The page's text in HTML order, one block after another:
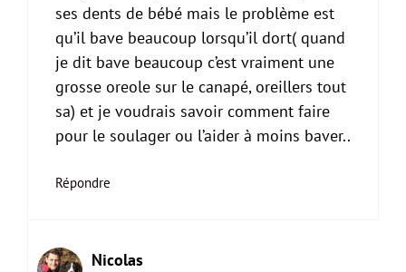
ses dents de bébé mais le problème est
qu’il bave beaucoup lorsqu’il dort( quand
je dit bave beaucoup c’est vraiment une
grosse oreole sur le canapé, oreillers tout
sa) et je voudrais savoir comment faire
pour le soulager ou l’aider à moins baver..
Répondre
Nicolas